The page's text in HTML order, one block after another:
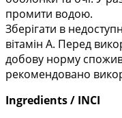
промити водою.
Зберігати в
вітамін А. Перед
добову норму
рекомендовано
Ingredients / INCI